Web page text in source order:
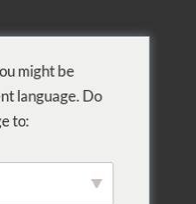
might be
language. Do
to: